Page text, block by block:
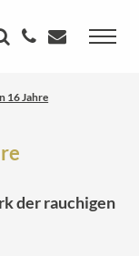
16 Jahre
der rauchigen